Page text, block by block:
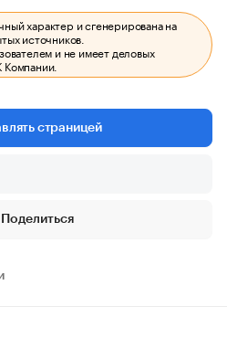
характер и сгенерирована на
источников.
и не имеет деловых
страницей
Поделиться